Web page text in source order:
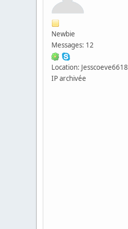
Newbie
Messages: 12
Location: Jesscoeve6618
IP archivée